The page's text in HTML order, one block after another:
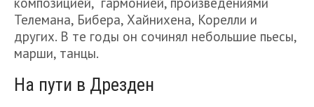
Телемана, Бибера, Хайнихена, Корелли и
других. В те годы он сочинял небольшие пьесы,
марши, танцы.
На пути в Дрезден